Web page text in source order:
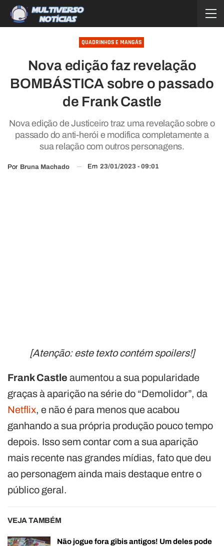
QUADRINHOS E MANGÁS
Nova edição faz revelação
BOMBÁSTICA sobre o passado
de Frank Castle
Nova edição de Justiceiro traz uma revelação sobre o
passado do anti-herói e modifica completamente a
sua relação com outros personagens.
Por Bruna Machado Em 23/01/2023 - 09:01
[Atenção: este texto contém spoilers!]
Frank Castle aumentou a sua popularidade
graças à aparição na série do “Demolidor”, da
Netflix, e não é para menos que acabou
ganhando a sua própria produção pouco tempo
depois. Isso sem contar com a sua aparição
mais recente nas grandes mídias, fato que deu
ao personagem ainda mais destaque entre o
público geral.
VEJA TAMBÉM
Não jogue fora gibis antigos! Um deles pode